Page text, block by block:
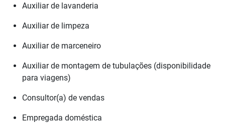
Auxiliar de lavanderia
Auxiliar de limpeza
Auxiliar de marceneiro
Auxiliar de montagem de tubulações (disponibilidade
para viagens)
Consultor(a) de vendas
Empregada doméstica